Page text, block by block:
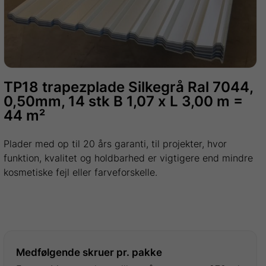
TP18 trapezplade Silkegrå Ral 7044,
0,50mm, 14 stk B 1,07 x L 3,00 m =
44 m²
Plader med op til 20 års garanti, til projekter, hvor
funktion, kvalitet og holdbarhed er vigtigere end mindre
kosmetiske fejl eller farveforskelle.
Medfølgende skruer pr. pakke